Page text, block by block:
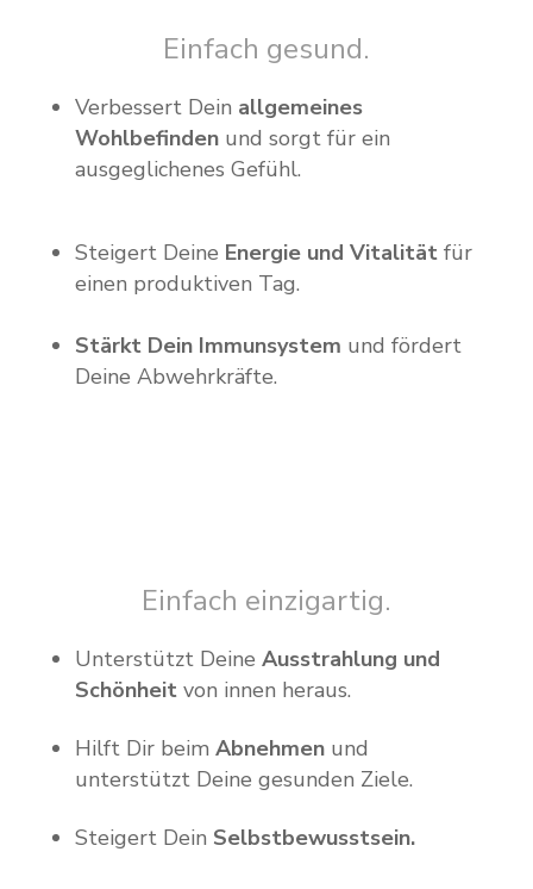
Einfach gesund.
Verbessert Dein allgemeines
Wohlbefindenund sorgt für ein
ausgeglichenes Gefühl.
Steigert Deine Energie und Vitalitätfür
einen produktiven Tag.
Stärkt Dein Immunsystem und fördert
Deine Abwehrkräfte.
Einfach einzigartig.
Unterstützt Deine Ausstrahlung und
Schönheitvon innen heraus.
Hilft Dir beim Abnehmenund
unterstützt Deine gesunden Ziele.
Steigert Dein Selbstbewusstsein.